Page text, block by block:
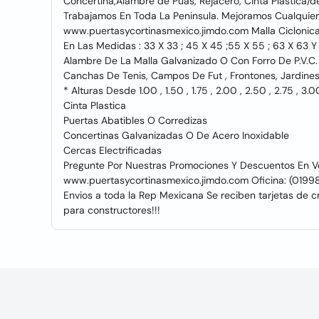
Trabajamos En Toda La Peninsula. Mejoramos
www.puertasycortinasmexico.jimdo.com Malla
En Las Medidas : 33 X 33 ; 45 X 45 ;55 X 55 ; 63 X 63
Alambre De La Malla Galvanizado O Con Forro De
Canchas De Tenis, Campos De Fut , Frontones,
* Alturas Desde 1.00 , 1.50 , 1.75 , 2.00 , 2.50 , 2.75 ,
Cinta Plastica
Puertas Abatibles O Corredizas
Concertinas Galvanizadas O De Acero Inoxidable
Cercas Electrificadas
Pregunte Por Nuestras Promociones Y Descuentos En
www.puertasycortinasmexico.jimdo.com Oficina:
Envios a toda la Rep Mexicana Se reciben tarjetas de
para constructores!!!